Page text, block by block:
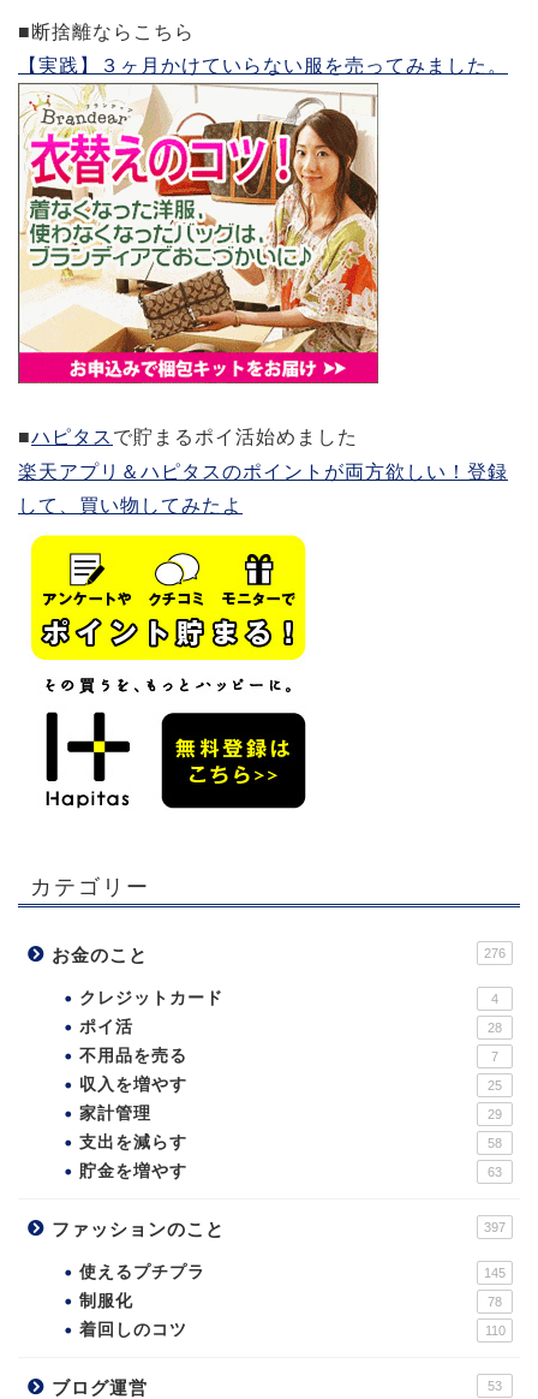
■断捨離ならこちら
【実践】３ヶ月かけていらない服を売ってみました。
■ハピタス で貯まるポイ活始めました
楽天アプリ＆ハピタスのポイントが両方欲しい！登録
して、買い物してみたよ
カテゴリー
お金のこと 276
クレジットカード 4
ポイ活 28
不用品を売る 7
収入を増やす 25
家計管理 29
支出を減らす 58
貯金を増やす 63
ファッションのこと 397
使えるプチプラ 145
制服化 78
着回しのコツ 110
ブログ運営 53